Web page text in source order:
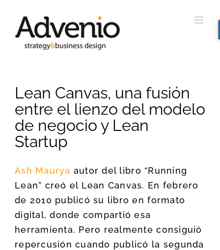
contenido
Lean Canvas, una fusión
entre el lienzo del modelo
de negocio y Lean
Startup
Ash Maurya autor del libro “Running
Lean” creó el Lean Canvas. En febrero
de 2010 publicó su libro en formato
digital, donde compartió esa
herramienta. Pero realmente consiguió
repercusión cuando publicó la segunda